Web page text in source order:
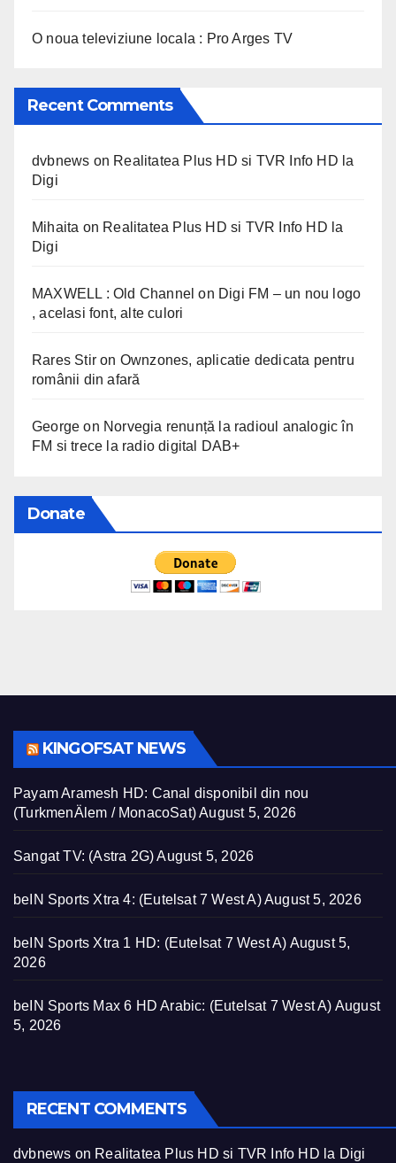
O noua televiziune locala : Pro Arges TV
Recent Comments
dvbnews on Realitatea Plus HD si TVR Info HD la
Digi
Mihaita on Realitatea Plus HD si TVR Info HD la
Digi
MAXWELL : Old Channel on Digi FM – un nou logo
, acelasi font, alte culori
Rares Stir on Ownzones, aplicatie dedicata pentru
românii din afară
George on Norvegia renunță la radioul analogic în
FM si trece la radio digital DAB+
Donate
KINGOFSAT NEWS
Payam Aramesh HD: Canal disponibil din nou
(TurkmenÄlem / MonacoSat)August 5, 2026
Sangat TV: (Astra 2G) August 5, 2026
beIN Sports Xtra 4: (Eutelsat 7 West A)August 5, 2026
beIN Sports Xtra 1 HD: (Eutelsat 7 West A) August 5,
2026
beIN Sports Max 6 HD Arabic: (Eutelsat 7 West A) August
5, 2026
RECENT COMMENTS
dvbnews on Realitatea Plus HD si TVR Info HD la Digi